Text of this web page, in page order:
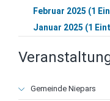
Februar 2025 (1
Januar 2025 (1
Navigation
überspringen
Gemeinde Niepars